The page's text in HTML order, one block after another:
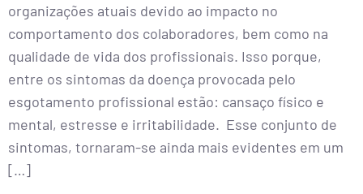
organizações atuais devido ao impacto no
comportamento dos colaboradores, bem como na
qualidade de vida dos profissionais. Isso porque,
entre os sintomas da doença provocada pelo
esgotamento profissional estão: cansaço físico e
mental, estresse e irritabilidade. Esse conjunto de
sintomas, tornaram-se ainda mais evidentes em um
[…]